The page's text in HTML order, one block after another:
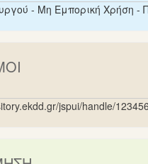
- Μη Εμπορική Χρήση -
jspui/handle/